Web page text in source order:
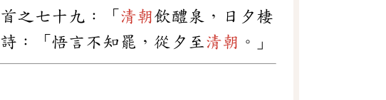
之七十九：「 清朝飲醴泉，日夕棲
：「悟言不知罷，從夕至清朝 。」